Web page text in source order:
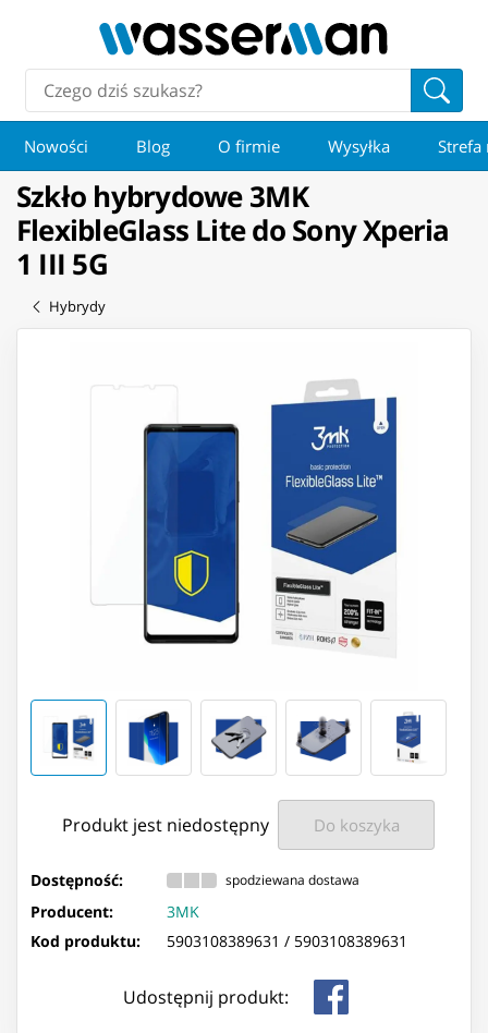
Nowości Blog O firmie Wysyłka Strefa
Szkło hybrydowe 3MK
FlexibleGlass Lite do Sony Xperia
1 III 5G
Hybrydy
Produkt jest niedostępny Do koszyka
Dostępność: spodziewana dostawa
Producent:
3MK
Kod produktu:
5903108389631 / 5903108389631
Udostępnij produkt: